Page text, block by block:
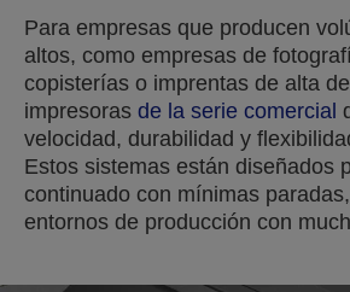
Para empresas que producen
altos, como empresas de
copisterías o imprentas de alta
impresoras de la serie comercial
velocidad, durabilidad y
Estos sistemas están diseñados
continuado con mínimas
entornos de producción con